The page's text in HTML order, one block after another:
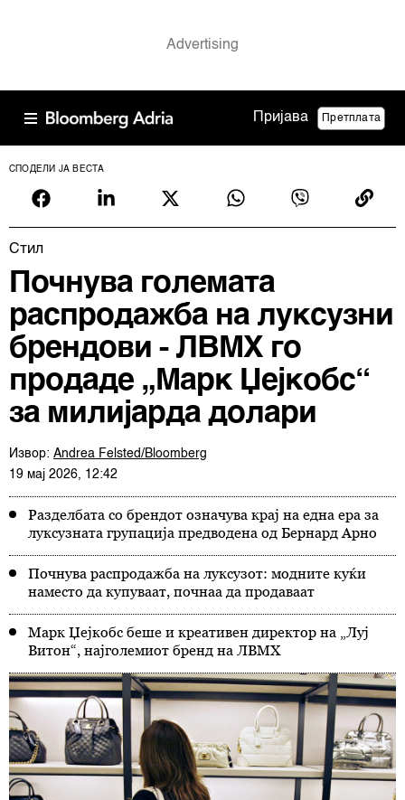
Пријава Претплата
СПОДЕЛИ ЈА ВЕСТА
Cтил
Почнува големата
распродажба на луксузни
брендови - ЛВМХ го
продаде „Марк Џејкобс“
за милијарда долари
Извор: Andrea Felsted/Bloomberg
19 мај 2026, 12:42
Разделбата со брендот означува крај на една ера за
луксузната групација предводена од Бернард Арно
Почнува распродажба на луксузот: модните куќи
наместо да купуваат, почнаа да продаваат
Марк Џејкобс беше и креативен директор на „Луј
Витон“, најголемиот бренд на ЛВМХ